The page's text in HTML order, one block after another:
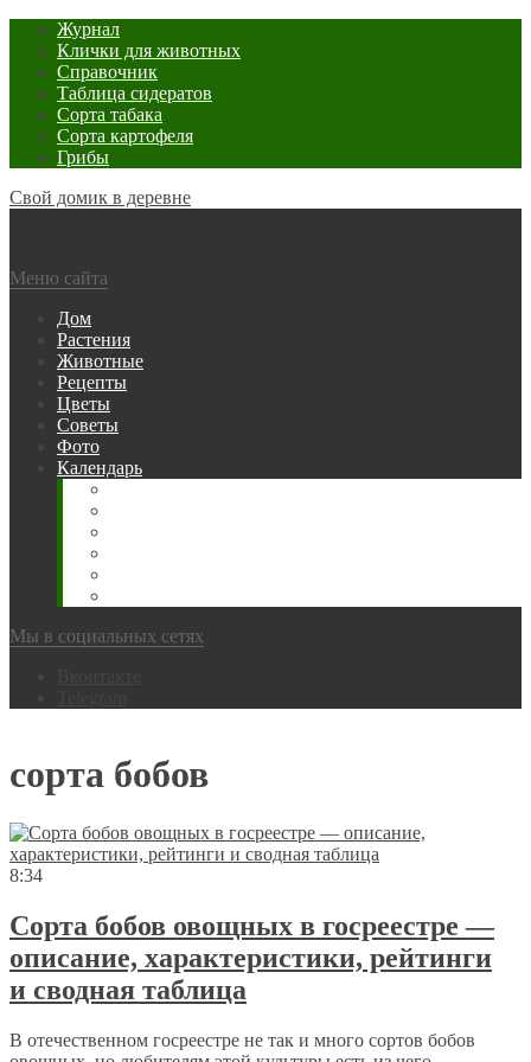
Журнал
Клички для животных
Справочник
Таблица сидератов
Сорта табака
Сорта картофеля
Грибы
Свой домик в деревне
Меню сайта
Дом
Растения
Животные
Рецепты
Цветы
Советы
Фото
Календарь
Мы в социальных сетях
сорта бобов
8:34
Сорта бобов овощных в госреестре —
описание, характеристики, рейтинги
и сводная таблица
В отечественном госреестре не так и много сортов бобов